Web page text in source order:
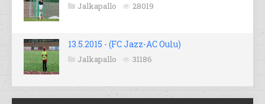
Jalkapallo 28019
13.5.2015 - (FC Jazz-AC Oulu)
Jalkapallo 31186